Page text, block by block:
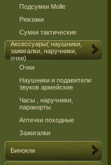
Подсумки Molle
Рюкзаки
Сумки тактические
Аксессуары( наушники,
зажигалки, наручники,
очки)
Очки
Наушники и подавители
звуков армейские
Часы , наручники,
паракорты
Аптечки походные
Зажигалки
Бинокли